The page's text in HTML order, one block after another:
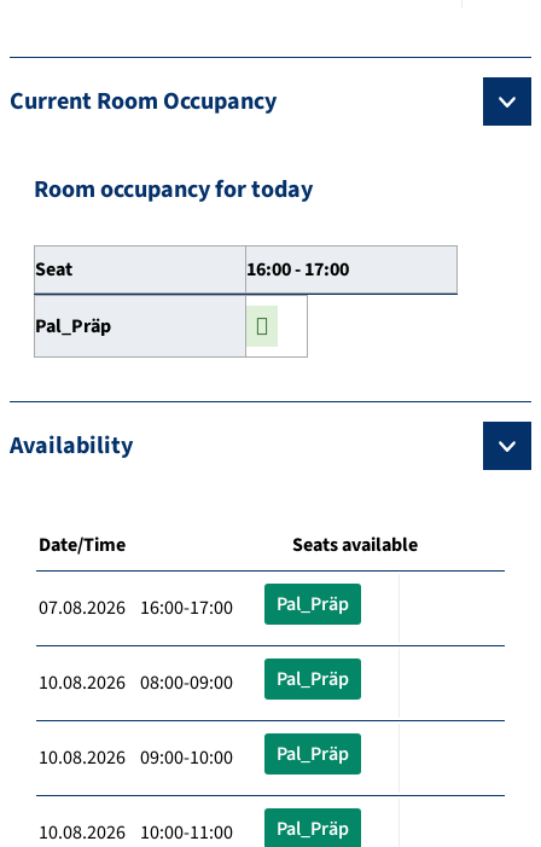
Current Room Occupancy
Room occupancy for today
Seat 16:00 - 17:00
Pal_Präp
Availability
Date/Time Seats available
07.08.2026 16:00-17:00 Pal_Präp
10.08.2026 08:00-09:00 Pal_Präp
10.08.2026 09:00-10:00 Pal_Präp
10.08.2026 10:00-11:00 Pal_Präp